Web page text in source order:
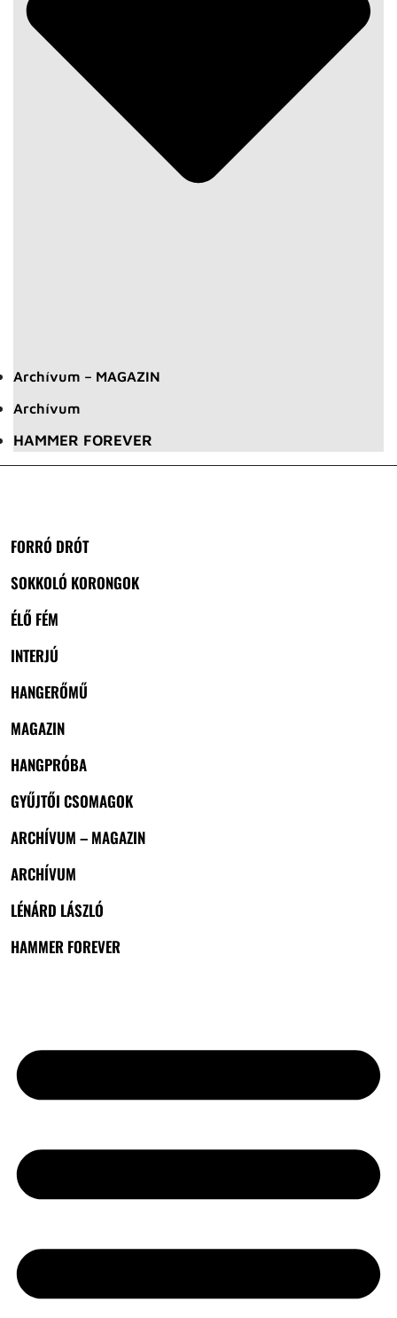
Archívum – MAGAZIN
Archívum
HAMMER FOREVER
FORRÓ DRÓT
SOKKOLÓ KORONGOK
ÉLŐ FÉM
INTERJÚ
HANGERŐMŰ
MAGAZIN
HANGPRÓBA
GYŰJTŐI CSOMAGOK
ARCHÍVUM – MAGAZIN
ARCHÍVUM
LÉNÁRD LÁSZLÓ
HAMMER FOREVER